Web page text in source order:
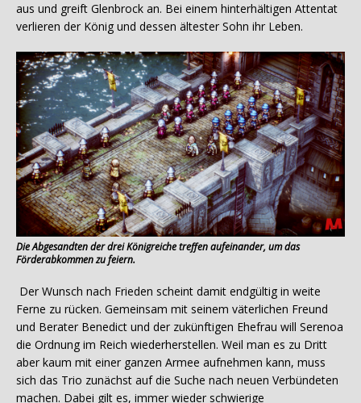
aus und greift Glenbrock an. Bei einem hinterhältigen Attentat
verlieren der König und dessen ältester Sohn ihr Leben.
Die Abgesandten der drei Königreiche treffen aufeinander, um das
Förderabkommen zu feiern.
Der Wunsch nach Frieden scheint damit endgültig in weite
Ferne zu rücken. Gemeinsam mit seinem väterlichen Freund
und Berater Benedict und der zukünftigen Ehefrau will Serenoa
die Ordnung im Reich wiederherstellen. Weil man es zu Dritt
aber kaum mit einer ganzen Armee aufnehmen kann, muss
sich das Trio zunächst auf die Suche nach neuen Verbündeten
machen. Dabei gilt es, immer wieder schwierige